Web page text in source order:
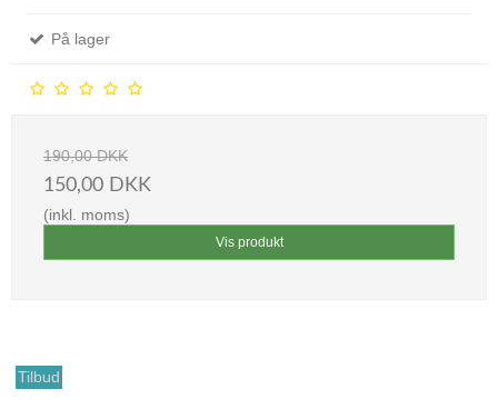
På lager
190,00 DKK
150,00 DKK
(inkl. moms)
Vis produkt
Tilbud